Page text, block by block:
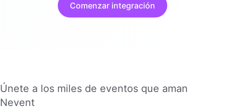
Comenzar integración
Únete a los miles de eventos que aman
Nevent